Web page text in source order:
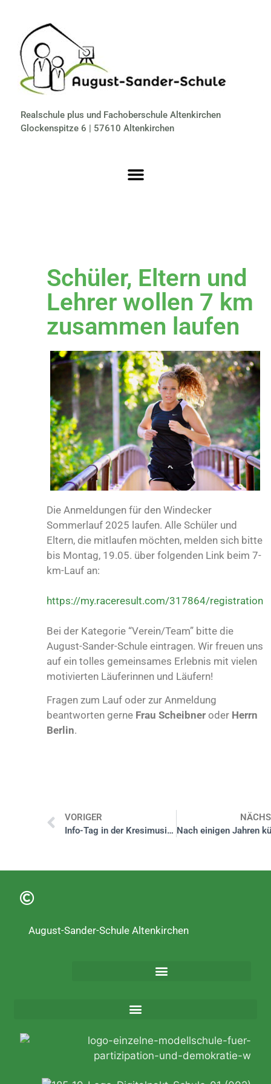
Realschule plus und Fachoberschule Altenkirchen
Glockenspitze 6 | 57610 Altenkirchen
Schüler, Eltern und
Lehrer wollen 7 km
zusammen laufen
Die Anmeldungen für den Windecker
Sommerlauf 2025 laufen. Alle Schüler und
Eltern, die mitlaufen möchten, melden sich bitte
bis Montag, 19.05. über folgenden Link beim 7-
km-Lauf an:
https://my.raceresult.com/317864/registration
Bei der Kategorie “Verein/Team” bitte die
August-Sander-Schule eintragen. Wir freuen uns
auf ein tolles gemeinsames Erlebnis mit vielen
motivierten Läuferinnen und Läufern!
Fragen zum Lauf oder zur Anmeldung
beantworten gerne Frau Scheibner oder Herrn
Berlin.
VORIGER
Info-Tag in der Kresimusikschule
August-Sander-Schule Altenkirchen